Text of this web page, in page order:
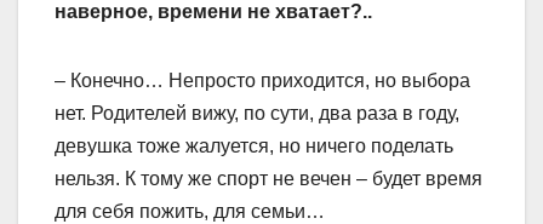
наверное, времени не хватает?..
– Конечно… Непросто приходится, но выбора
нет. Родителей вижу, по сути, два раза в году,
девушка тоже жалуется, но ничего поделать
нельзя. К тому же спорт не вечен – будет время
для себя пожить, для семьи…